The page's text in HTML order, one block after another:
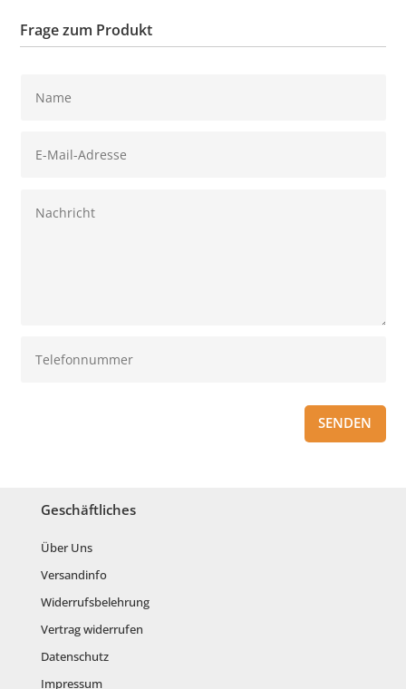
Frage zum Produkt
SENDEN
Geschäftliches
Über Uns
Versandinfo
Widerrufsbelehrung
Vertrag widerrufen
Datenschutz
Impressum